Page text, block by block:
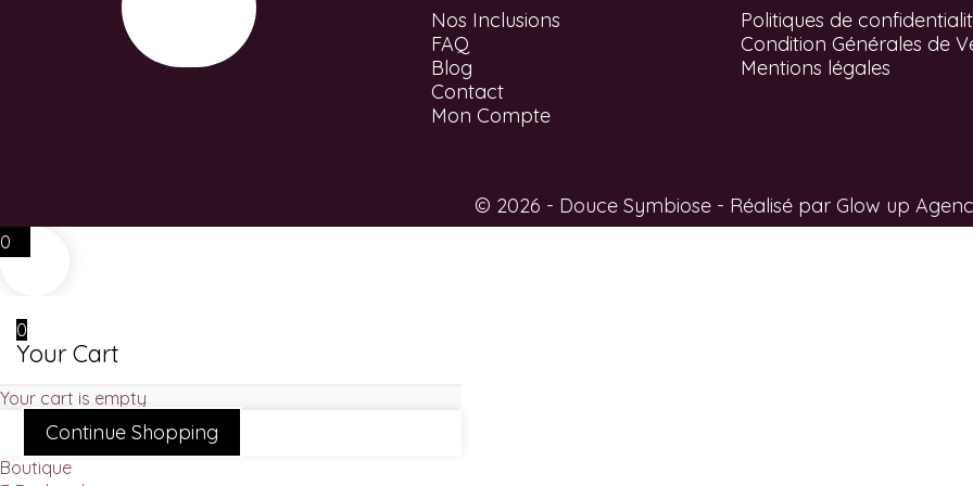
Nos Inclusions
FAQ
Blog
Contact
Mon Compte
Politiques de
Condition Générales de
Mentions légales
© 2026 - Douce Symbiose - Réalisé par Glow up
0
0
Your Cart
Your cart is empty
Continue Shopping
Boutique